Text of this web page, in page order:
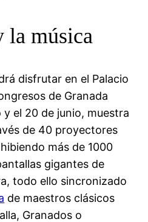
música
disfrutar en el Palacio
de Granada
el 20 de junio, muestra
de 40 proyectores
más de 1000
gigantes de
todo ello sincronizado
de maestros clásicos
Granados o